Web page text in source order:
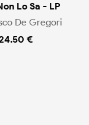
Lo Sa - LP
De Gregori
€